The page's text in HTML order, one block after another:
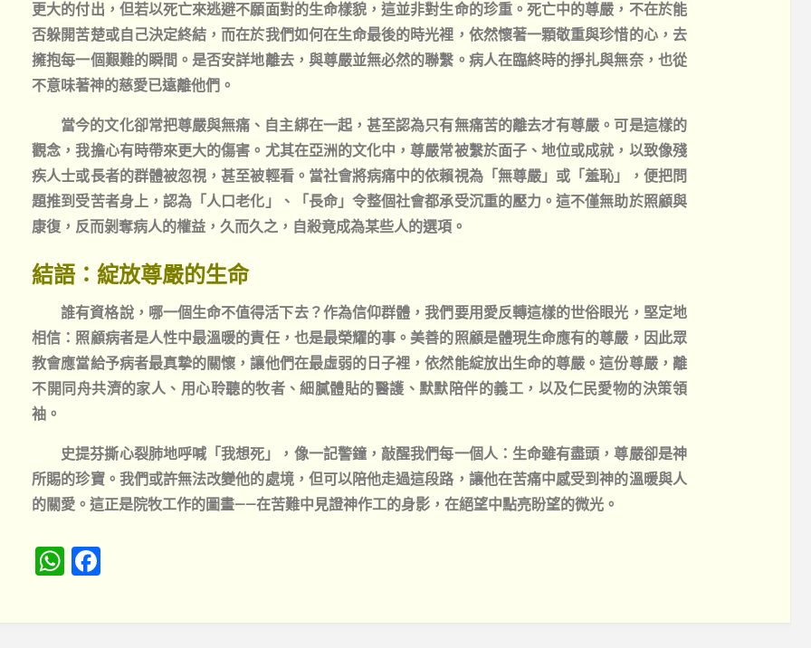
更大的付出，但若以死亡來逃避不願面對的生命樣貌，這並非對生命的珍重。死亡中的尊嚴，不在於能
否躲開苦楚或自己決定終結，而在於我們如何在生命最後的時光裡，依然懷著一顆敬重與珍惜的心，去
擁抱每一個艱難的瞬間。是否安詳地離去，與尊嚴並無必然的聯繫。病人在臨終時的掙扎與無奈，也從
不意味著神的慈愛已遠離他們。
當今的文化卻常把尊嚴與無痛、自主綁在一起，甚至認為只有無痛苦的離去才有尊嚴。可是這樣的
觀念，我擔心有時帶來更大的傷害。尤其在亞洲的文化中，尊嚴常被繫於面子、地位或成就，以致像殘
疾人士或長者的群體被忽視，甚至被輕看。當社會將病痛中的依賴視為「無尊嚴」或「羞恥」，便把問
題推到受苦者身上，認為「人口老化」、「長命」令整個社會都承受沉重的壓力。這不僅無助於照顧與
康復，反而剝奪病人的權益，久而久之，自殺竟成為某些人的選項。
結語：綻放尊嚴的生命
誰有資格說，哪一個生命不值得活下去？作為信仰群體，我們要用愛反轉這樣的世俗眼光，堅定地
相信：照顧病者是人性中最溫暖的責任，也是最榮耀的事。美善的照顧是體現生命應有的尊嚴，因此眾
教會應當給予病者最真摯的關懷，讓他們在最虛弱的日子裡，依然能綻放出生命的尊嚴。這份尊嚴，離
不開同舟共濟的家人、用心聆聽的牧者、細膩體貼的醫護、默默陪伴的義工，以及仁民愛物的決策領
袖。
史提芬撕心裂肺地呼喊「我想死」，像一記警鐘，敲醒我們每一個人：生命雖有盡頭，尊嚴卻是神
所賜的珍寶。我們或許無法改變他的處境，但可以陪他走過這段路，讓他在苦痛中感受到神的溫暖與人
的關愛。這正是院牧工作的圖畫——在苦難中見證神作工的身影，在絕望中點亮盼望的微光。
W